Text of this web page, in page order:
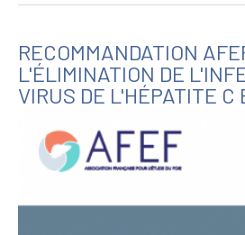
RECOMMANDATION
L'ÉLIMINATION DE
VIRUS DE L'HÉPATITE C